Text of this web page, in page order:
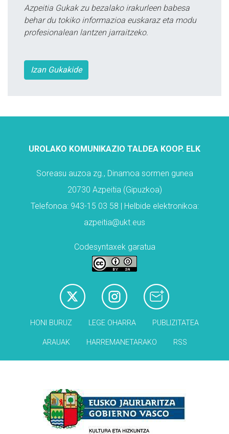
Azpeitia Gukak zu bezalako irakurleen babesa
behar du tokiko informazioa euskaraz eta modu
profesionalean lantzen jarraitzeko.
Izan Gukakide
UROLAKO KOMUNIKAZIO TALDEA KOOP. ELK
Soreasu auzoa zg., Dinamoa sormen gunea
20730 Azpeitia (Gipuzkoa)
Telefonoa: 943-15 03 58 | Helbide elektronikoa:
azpeitia@ukt.eus
Codesyntaxek garatua
HONI BURUZ LEGE OHARRA PUBLIZITATEA
ARAUAK HARREMANETARAKO RSS